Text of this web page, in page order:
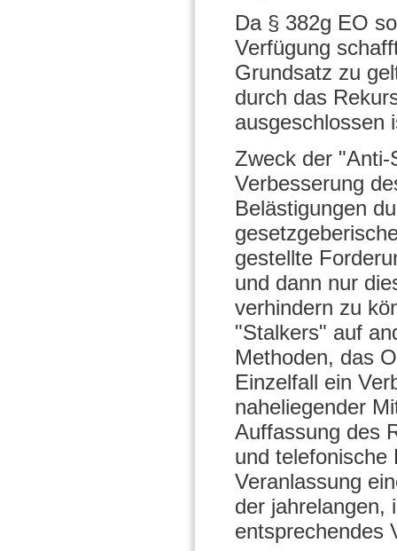
Da § 382g EO
Verfügung
Grundsatz zu
durch das
ausgeschlossen
Zweck der "Anti-
Verbesserung
Belästigungen
gestellte
und dann nur
verhindern zu
"Stalkers" auf
Methoden, das
Einzelfall ein
naheliegender
Auffassung des
und telefonische
Veranlassung
der jahrelangen,
entsprechendes